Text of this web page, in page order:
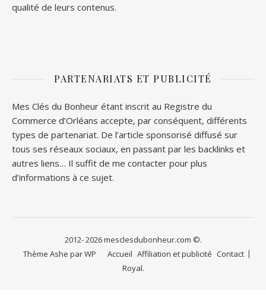
qualité de leurs contenus.
PARTENARIATS ET PUBLICITÉ
Mes Clés du Bonheur étant inscrit au Registre du
Commerce d’Orléans accepte, par conséquent, différents
types de partenariat. De l’article sponsorisé diffusé sur
tous ses réseaux sociaux, en passant par les backlinks et
autres liens… Il suffit de me contacter pour plus
d’informations à ce sujet.
2012- 2026 mesclesdubonheur.com ©.
Accueil Affiliation et publicité Contact
Thème Ashe parWP
Royal.